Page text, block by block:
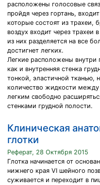
расположены голосовые
пройдя через гортань,
которые состоят из трахеи,
воздух входит через
из них разделяется на все
достигнет легких.
Легкие расположены внутри
как и внутренняя стенка
тонкой, эластичной тканью,
количество жидкости
легким свободно
стенками грудной полости.
Клиническая
глотки
Реферат, 28 Октября 2015
Глотка начинается от
нижнего края VI шейного
суживается и переходит в